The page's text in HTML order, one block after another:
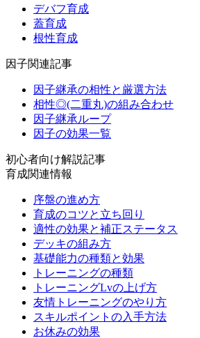
デバフ育成
蓋育成
根性育成
因子関連記事
因子継承の相性と厳選方法
相性◎(二重丸)の組み合わせ
因子継承ループ
因子の効果一覧
初心者向け解説記事
育成関連情報
序盤の進め方
育成のコツと立ち回り
適性の効果と補正ステータス
デッキの組み方
基礎能力の種類と効果
トレーニングの種類
トレーニングLvの上げ方
友情トレーニングのやり方
スキルポイントの入手方法
お休みの効果